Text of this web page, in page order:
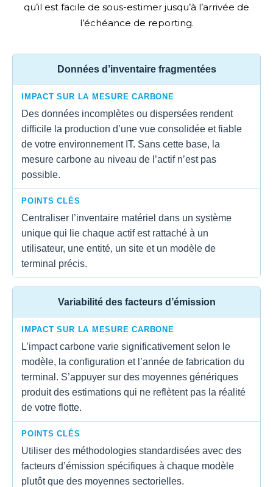
qu’il est facile de sous-estimer jusqu’à l’arrivée de
l’échéance de reporting.
Données d’inventaire fragmentées
IMPACT SUR LA MESURE CARBONE
Des données incomplètes ou dispersées rendent
difficile la production d’une vue consolidée et fiable
de votre environnement IT. Sans cette base, la
mesure carbone au niveau de l’actif n’est pas
possible.
POINTS CLÉS
Centraliser l’inventaire matériel dans un système
unique qui lie chaque actif est rattaché à un
utilisateur, une entité, un site et un modèle de
terminal précis.
Variabilité des facteurs d’émission
IMPACT SUR LA MESURE CARBONE
L’impact carbone varie significativement selon le
modèle, la configuration et l’année de fabrication du
terminal. S’appuyer sur des moyennes génériques
produit des estimations qui ne reflètent pas la réalité
de votre flotte.
POINTS CLÉS
Utiliser des méthodologies standardisées avec des
facteurs d’émission spécifiques à chaque modèle
plutôt que des moyennes sectorielles.